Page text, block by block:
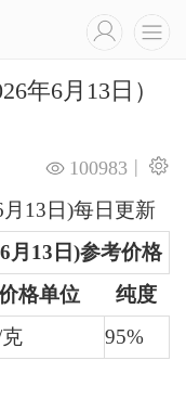
年6月13日）
|
100983
13日)每日更新
月13日)参考价格
格单位
纯度
95%